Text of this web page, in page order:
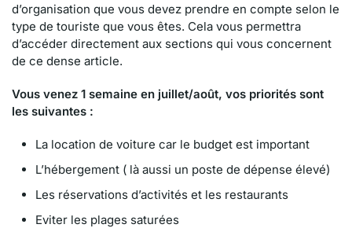
d’organisation que vous devez prendre en compte selon le
type de touriste que vous êtes. Cela vous permettra
d’accéder directement aux sections qui vous concernent
de ce dense article.
Vous venez 1 semaine en juillet/août, vos priorités sont
les suivantes :
La location de voiture car le budget est important
L’hébergement ( là aussi un poste de dépense élevé)
Les réservations d’activités et les restaurants
Eviter les plages saturées